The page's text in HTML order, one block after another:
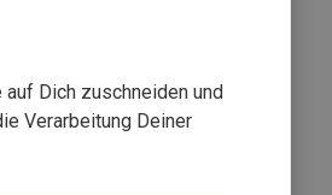
Dich zuschneiden und
Verarbeitung Deiner